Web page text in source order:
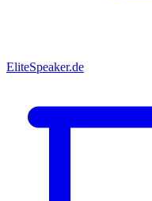
EliteSpeaker.de